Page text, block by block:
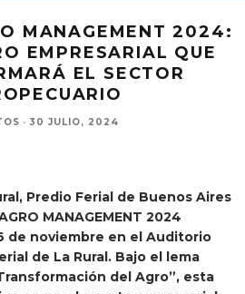
MANAGEMENT 2024:
EMPRESARIAL QUE
EL SECTOR
· 30 JULIO, 2024
Infocampo; Santiago Charró - Gerente
Director Comercial La Rural SA; Florencia Azqueta -
Predio Ferial de Buenos Aires
MANAGEMENT 2024
de noviembre en el Auditorio
de La Rural. Bajo el lema
del Agro”, esta